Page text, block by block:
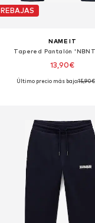
REBAJAS
NAME IT
Tapered Pantalón
13,90€
Disponible en muchas
Último precio más bajo:15,90€